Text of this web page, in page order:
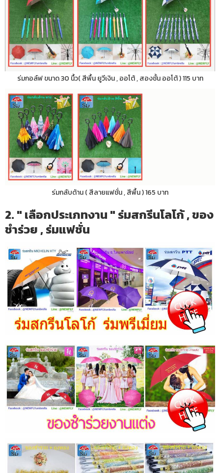
ร่มกอล์ฟ ขนาด 30 นื้ว( สีพื้น ยูวีเงิน , ออโต้ , สองชั้น ออโต้ ) 115 บาท
ร่มกลับด้าน ( สีลายแฟชั่น , สีพื้น ) 165 บาท
2. " เลือกประเภทงาน " ร่มสกรีนโลโก้ , ของ
ชำร่วย , ร่มแฟชั่น